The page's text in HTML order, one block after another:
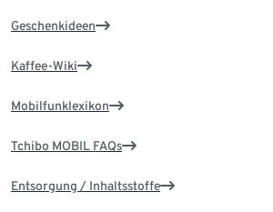
Geschenkideen
Kaffee-Wiki
Mobilfunklexikon
Tchibo MOBIL FAQs
Entsorgung / Inhaltsstoffe